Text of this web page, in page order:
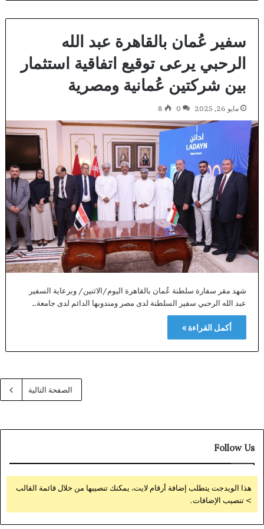
سفير عُمان بالقاهرة عبد الله
الرحبي يرعى توقيع اتفاقية استثمار
بين شركتين عُمانية ومصرية
مايو 26, 2025 0
8
شهد مقر سفارة سلطنة عُمان بالقاهرة اليوم/الاثنين/ وبرعاية السفير
عبد الله الرحبي سفير السلطنة لدى مصر ومندوبها الدائم لدى جامعة…
أكمل القراءة »
الصفحة التالية
Follow Us
هذا الويدجت يتطلب إضافة أرقام لايت، يمكنك تنصيبها من خلال قائمة القالب
> تنصيب الإضافات.